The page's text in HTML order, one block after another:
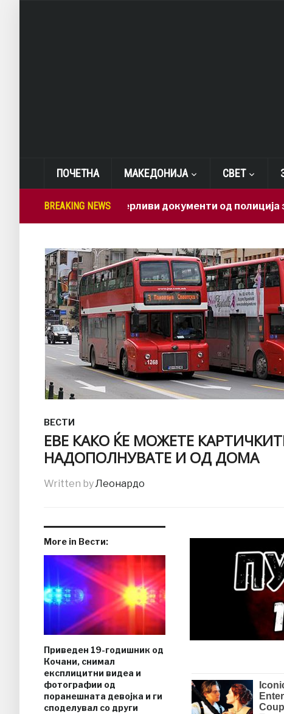
ПОЧЕТНА МАКЕДОНИЈА СВЕТ
BREAKING NEWS
Како доверливи документи од полиција
ВЕСТИ
EВЕ КАКО ЌЕ МОЖЕТЕ
НАДОПOЛНУВАТЕ И ОД ДОМА
Written byЛеонардо
More in Вести:
Приведен 19-годишник од
Кочани, снимал
експлицитни видеа и
фотографии од
поранешната девојка и ги
споделувал со други